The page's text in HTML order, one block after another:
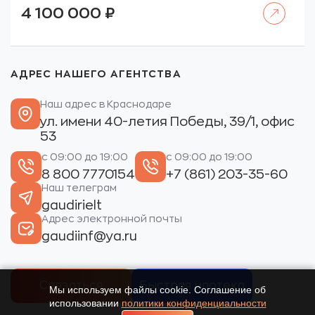
4 100 000 ₽
АДРЕС НАШЕГО АГЕНТСТВА
Наш адрес в Краснодаре
ул. имени 40-летия Победы, 39/1, офис
53
с 09:00 до 19:00
8 800 7770154
с 09:00 до 19:00
+7 (861) 203-35-60
Наш телеграм
gaudirielt
Адрес электронной почты
gaudiinf@ya.ru
Связаться Быстрая ипотека
Мы используем файлы cookie. Соглашение об
использовании политики конфиденциальности